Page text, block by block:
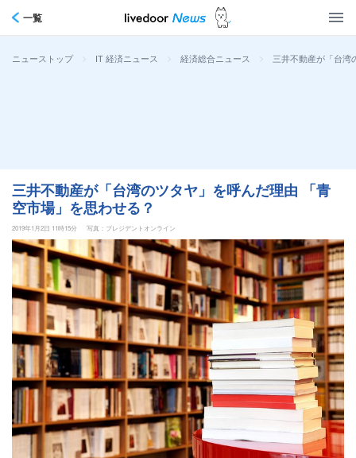
一覧
ニューストップ > IT 経済ニュース > 経済総合ニュース > 三井不動産が「台湾
三井不動産が「台湾のツタヤ」を呼んだ理由 「青
空市場」を思わせる？
2019年1月2日 11時15分 写真：プレジデントオンライン